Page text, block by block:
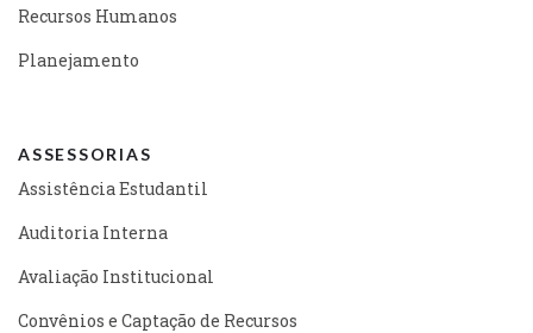
Recursos Humanos
Planejamento
ASSESSORIAS
Assistência Estudantil
Auditoria Interna
Avaliação Institucional
Convênios e Captação de Recursos